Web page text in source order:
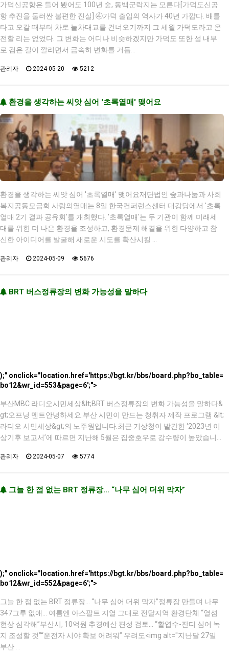
가덕신공항은 들어 봤어도 100년 숲, 동백군락지는 모른다[가덕도신공
항 추진을 둘러싼 불편한 진실] ④가덕 출입의 역사가 40년 가깝다. 배를
타고 오갈 때부터 차로 눌차대교를 건너오기까지 그 세월 가덕도라고 온
전할 리는 없었다. 그 변화는 어디나 비슷하겠지만 가덕도 또한 섬 내부
로 검은 길이 깔리면서 급속히 변화를 거듭…
관리자 2024-05-20 5212
환경을 생각하는 씨앗 심어 '초록열매' 맺어요
환경을 생각하는 씨앗 심어 '초록열매' 맺어요재단법인 숲과나눔과 사회
복지공동모금회 사랑의열매는 8일 한국컨퍼런스센터 대강당에서 '초록
열매 2기 결과 공유회'를 개최했다. '초록열매'는 두 기관이 함께 미래세
대를 위한 더 나은 환경을 조성하고, 환경문제 해결을 위한 다양하고 참
신한 아이디어를 발굴해 새로운 시도를 확산시킬 …
관리자 2024-05-09 5676
BRT 버스정류장의 변화 가능성을 말하다
);" onclick="location.href='https://bgt.kr/bbs/board.php?bo_table=
bo12&wr_id=553&page=6';">
부산MBC 라디오시민세상&lt;BRT 버스정류장의 변화 가능성을 말하다&
gt;오프닝 멘트안녕하세요.부산 시민이 만드는 청취자 제작 프로그램 &lt;
라디오 시민세상&gt;의 노주원입니다.최근 기상청이 발간한 ‘2023년 이
상기후 보고서’에 따르면 지난해 5월은 집중호우로 강수량이 높았습니…
관리자 2024-05-07 5774
그늘 한 점 없는 BRT 정류장… “나무 심어 더위 막자”
);" onclick="location.href='https://bgt.kr/bbs/board.php?bo_table=
bo12&wr_id=552&page=6';">
그늘 한 점 없는 BRT 정류장… “나무 심어 더위 막자”정류장 만들며 나무
347그루 없애… 여름엔 아스팔트 지열 그대로 전달지역 환경단체 “열섬
현상 심각해”부산시, 10억원 추경예산 편성 검토… “활엽수-잔디 심어 녹
지 조성할 것”“운전자 시야 확보 어려워” 우려도<img alt="지난달 27일
부산 …